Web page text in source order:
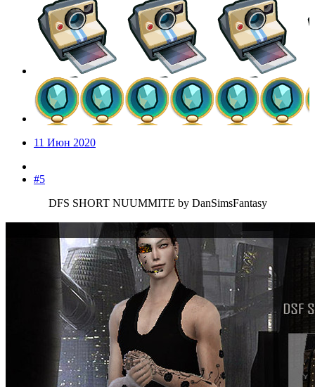
11 Июн 2020
#5
DFS SHORT NUUMMITE by DanSimsFantasy